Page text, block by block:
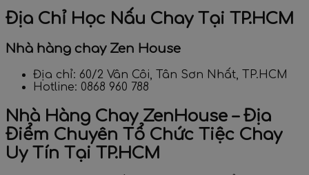
Địa Chỉ Học Nấu Chay Tại TP.HCM
Nhà hàng chay Zen House
Địa chỉ: 60/2 Vân Côi, Tân Sơn Nhất, TP.HCM
Hotline: 0868 960 788
Nhà Hàng Chay ZenHouse – Địa
Điểm Chuyên Tổ Chức Tiệc Chay
Uy Tín Tại TP.HCM